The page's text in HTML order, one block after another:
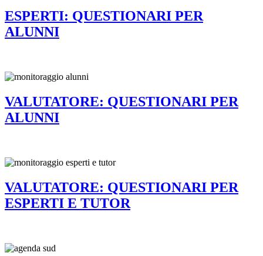
ESPERTI: QUESTIONARI PER
ALUNNI
VALUTATORE: QUESTIONARI PER
ALUNNI
VALUTATORE: QUESTIONARI PER
ESPERTI E TUTOR